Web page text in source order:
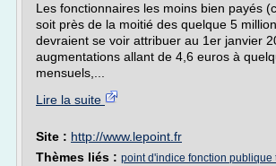
Les fonctionnaires les moins bien payés
soit près de la moitié des quelque 5
devraient se voir attribuer au 1er janvier
augmentations allant de 4,6 euros à
mensuels,...
Lire la suite
Site : http://www.lepoint.fr
Thèmes liés : point d'indice fonction publique